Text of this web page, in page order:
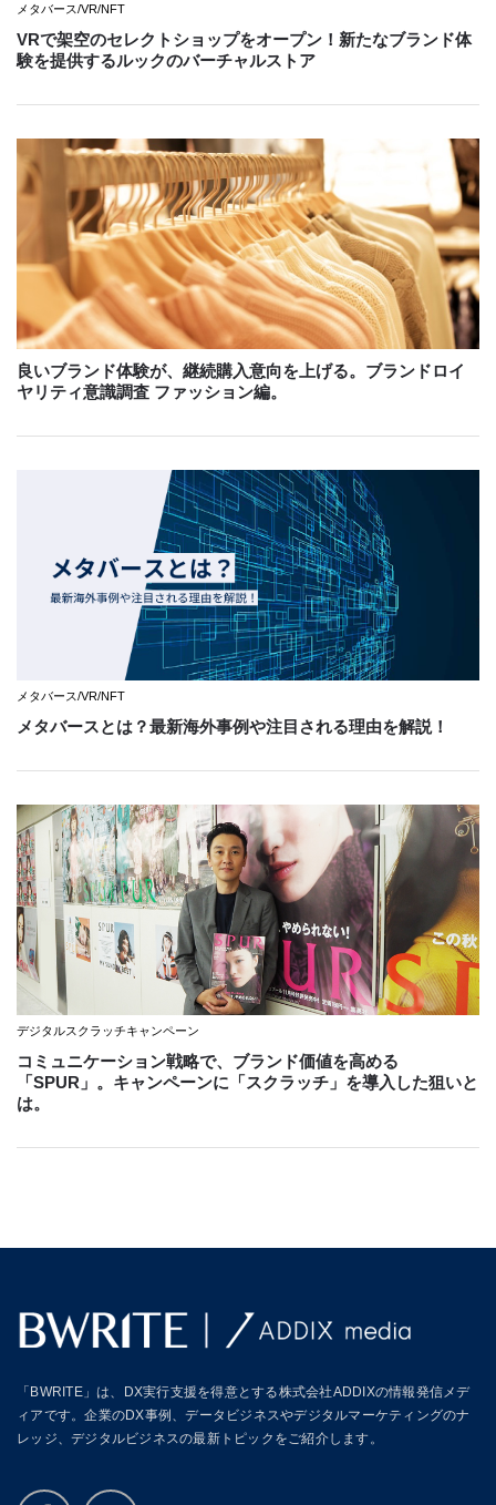
メタバース/VR/NFT
VRで架空のセレクトショップをオープン！新たなブランド体
験を提供するルックのバーチャルストア
良いブランド体験が、継続購入意向を上げる。ブランドロイ
ヤリティ意識調査 ファッション編。
メタバース/VR/NFT
メタバースとは？最新海外事例や注目される理由を解説！
デジタルスクラッチキャンペーン
コミュニケーション戦略で、ブランド価値を高める
「SPUR」。キャンペーンに「スクラッチ」を導入した狙いと
は。
「BWRITE」は、DX実行支援を得意とする株式会社ADDIXの情報発信メデ
ィアです。企業のDX事例、データビジネスやデジタルマーケティングのナ
レッジ、デジタルビジネスの最新トピックをご紹介します。